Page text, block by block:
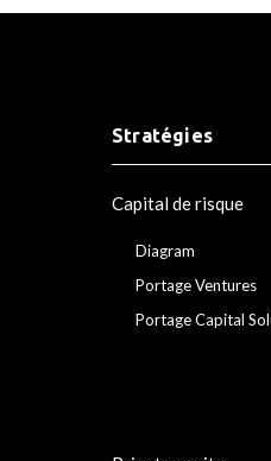
Stratégies
Capital de risque
Diagram
Portage Ventures
Portage Capital